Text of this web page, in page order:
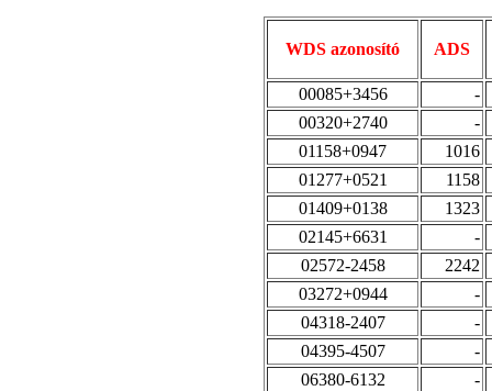
WDS azonosító ADS
00085+3456
-
00320+2740
-
01158+0947
1016
01277+0521
1158
01409+0138
1323
02145+6631
-
02572-2458
2242
03272+0944
-
04318-2407
-
04395-4507
-
06380-6132
-